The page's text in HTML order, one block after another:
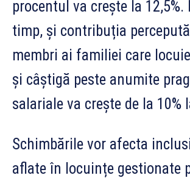
procentul va crește la 12,5%.
timp, și contribuția
membri ai familiei care
și câștigă peste anumite
salariale va crește de la 10%
Schimbările vor afecta
aflate în locuințe gestionate